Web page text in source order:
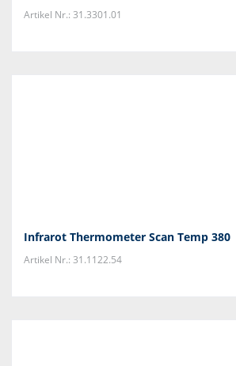
Artikel Nr.: 31.3301.01
Infrarot Thermometer Scan Temp 380
Artikel Nr.: 31.1122.54